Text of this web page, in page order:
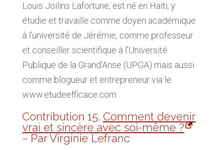
Louis Joilins Lafortune, est né en Haïti, y
étudie et travaille comme doyen académique
à l’université de Jérémie, comme professeur
et conseiller scientifique à l’Université
Publique de la Grand’Anse (UPGA) mais aussi
comme blogueur et entrepreneur via le
www.etudeefficace.com
Contribution 15. Comment devenir
vrai et sincère avec soi-même ?
– Par Virginie Lefranc